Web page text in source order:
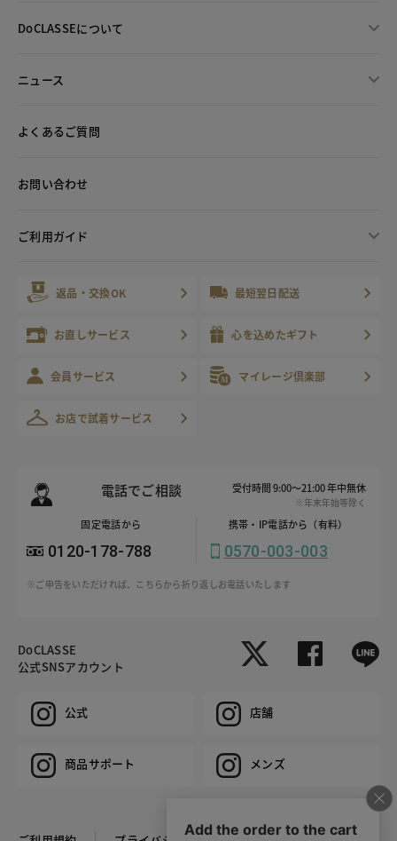
DoCLASSEについて
ニュース
よくあるご質問
お問い合わせ
ご利用ガイド
返品・交換OK 最短翌日配送
お直しサービス 心を込めたギフト
会員サービス マイレージ倶楽部
お店で試着サービス
電話でご相談 受付時間 9:00～21:00 年中無休
※年末年始等除く
固定電話から
0120-178-788
携帯・IP電話から（有料）
0570-003-003
※ご申告をいただければ、こちらから折り返しお電話いたします
DoCLASSE
公式SNSアカウント
公式 店舗
商品サポート メンズ